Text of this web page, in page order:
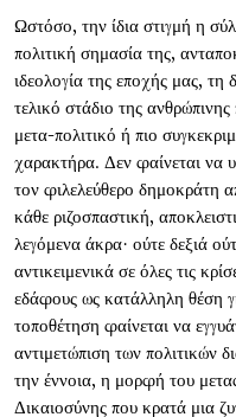
Ωστόσο, την ίδια στιγμή η
πολιτική σημασία της,
ιδεολογία της εποχής μας, τη
τελικό στάδιο της
μετα-πολιτικό ή πιο
χαρακτήρα. Δεν φαίνεται να
τον φιλελεύθερο δημοκράτη
κάθε ριζοσπαστική,
λεγόμενα άκρα· ούτε δεξιά
αντικειμενικά σε όλες τις
εδάφους ως κατάλληλη θέση
τοποθέτηση φαίνεται να
αντιμετώπιση των
την έννοια, η μορφή του
Δικαιοσύνης που κρατά μια